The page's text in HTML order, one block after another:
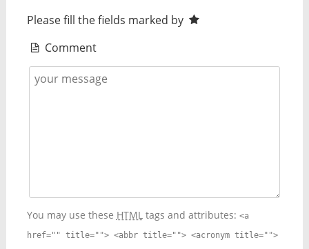
Please fill the fields marked by
Comment
You may use these HTMLtags and attributes: <a
href="" title=""> <abbr title=""> <acronym title="">